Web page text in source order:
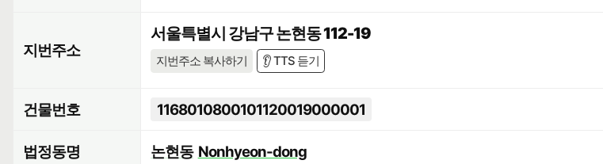
지번주소
서울특별시 강남구 논현동 112-19
지번주소 복사하기 👂 TTS 듣기
건물번호 1168010800101120019000001
법정동명 논현동 Nonhyeon-dong